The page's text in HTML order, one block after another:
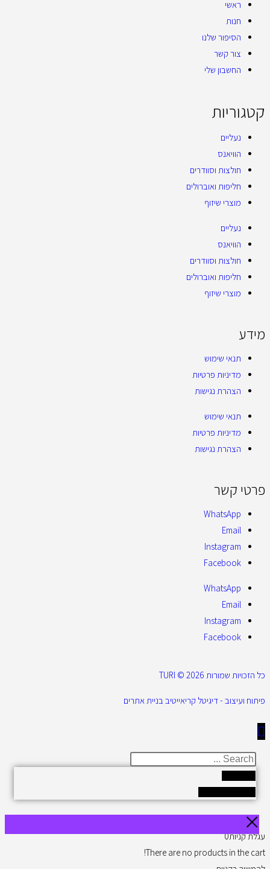
ראשי
חנות
הסיפור שלנו
צור קשר
החשבון שלי
קטגוריות
נעליים
הוויאנס
חולצות וסוודרים
חליפות ואוברולים
מוצרי שיזוף
נעליים
הוויאנס
חולצות וסוודרים
חליפות ואוברולים
מוצרי שיזוף
מידע
תנאי שימוש
מדיניות פרטיות
הצהרת נגישות
תנאי שימוש
מדיניות פרטיות
הצהרת נגישות
פרטי קשר
WhatsApp
Email
Instagram
Facebook
WhatsApp
Email
Instagram
Facebook
כל הזכויות שמורות 2026 © TURI
פיתוח ועיצוב - דיגיטל קריאייטיב בניית אתרים
עגלת קניות0
There are no products in the cart!